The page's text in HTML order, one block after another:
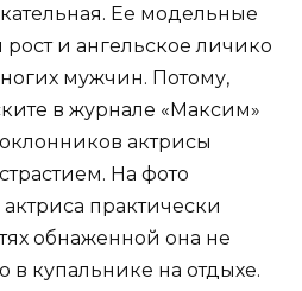
Ее модельные
и ангельское личико
мужчин. Потому,
в журнале «Максим»
актрисы
На фото
практически
обнаженной она не
в купальнике на отдыхе.